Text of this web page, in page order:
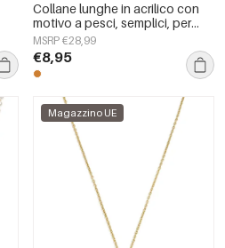
Collane lunghe in acrilico con
motivo a pesci, semplici, per
tutti i giorni, della serie Simple,
gioielli da donna.
MSRP €28,99
€8,95
Magazzino UE